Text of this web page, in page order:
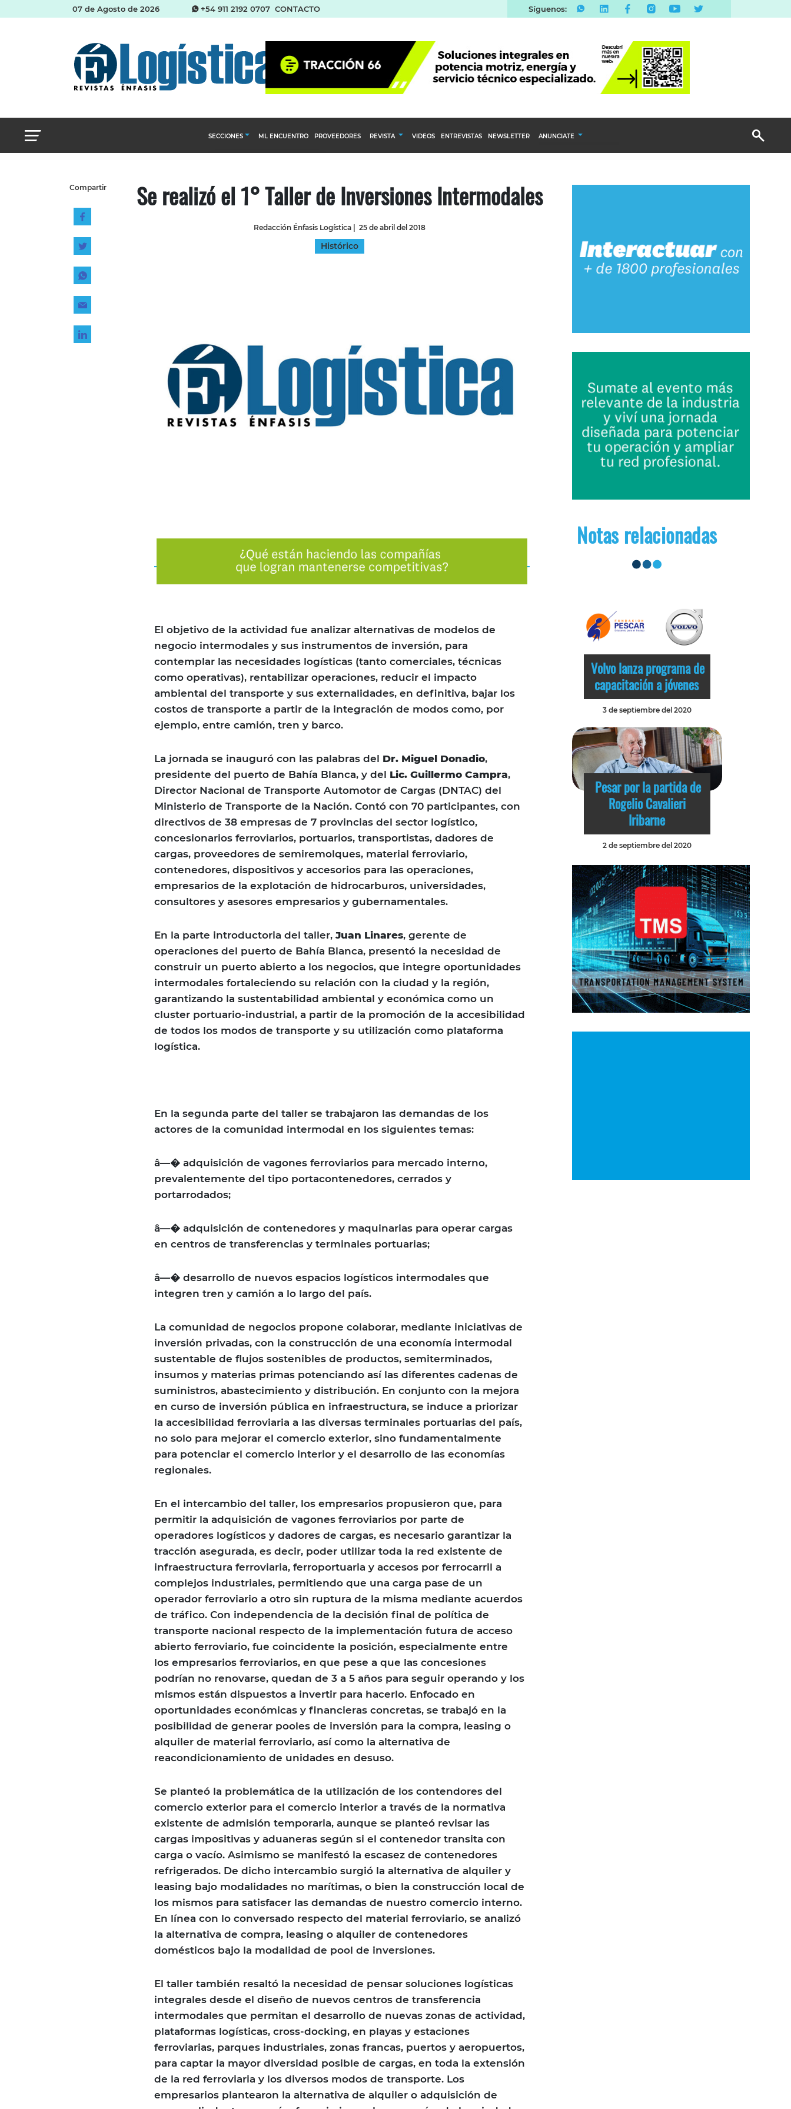
07 de Agosto de 2026 +54 911 2192 0707 CONTACTO Síguenos:
SECCIONES
Almacenes e inventarios
Logística y distribución
ML ENCUENTRO PROVEEDORES REVISTA VIDEOS ENTREVISTAS NEWSLETTER ANUNCIATE
Email Marketing
Compartir Se realizó el 1° Taller de Inversiones Intermodales
Redacción Énfasis Logística 25 de abril del 2018
Histórico
El objetivo de la actividad fue analizar alternativas de modelos de
negocio intermodales y sus instrumentos de inversión, para
contemplar las necesidades logísticas (tanto comerciales, técnicas
como operativas), rentabilizar operaciones, reducir el impacto
ambiental del transporte y sus externalidades, en definitiva, bajar los
costos de transporte a partir de la integración de modos como, por
ejemplo, entre camión, tren y barco.
La jornada se inauguró con las palabras del Dr. Miguel Donadio,
presidente del puerto de Bahía Blanca, y del Lic. Guillermo Campra,
Director Nacional de Transporte Automotor de Cargas (DNTAC) del
Ministerio de Transporte de la Nación. Contó con 70 participantes, con
directivos de 38 empresas de 7 provincias del sector logístico,
concesionarios ferroviarios, portuarios, transportistas, dadores de
cargas, proveedores de semiremolques, material ferroviario,
contenedores, dispositivos y accesorios para las operaciones,
empresarios de la explotación de hidrocarburos, universidades,
consultores y asesores empresarios y gubernamentales.
En la parte introductoria del taller,Juan Linares, gerente de
operaciones del puerto de Bahía Blanca, presentó la necesidad de
construir un puerto abierto a los negocios, que integre oportunidades
intermodales fortaleciendo su relación con la ciudad y la región,
garantizando la sustentabilidad ambiental y económica como un
cluster portuario-industrial, a partir de la promoción de la accesibilidad
de todos los modos de transporte y su utilización como plataforma
logística.
En la segunda parte del taller se trabajaron las demandas de los
actores de la comunidad intermodal en los siguientes temas:
â—� adquisición de vagones ferroviarios para mercado interno,
prevalentemente del tipo portacontenedores, cerrados y
portarrodados;
â—� adquisición de contenedores y maquinarias para operar cargas
en centros de transferencias y terminales portuarias;
â—� desarrollo de nuevos espacios logísticos intermodales que
integren tren y camión a lo largo del país.
La comunidad de negocios propone colaborar, mediante iniciativas de
inversión privadas, con la construcción de una economía intermodal
sustentable de flujos sostenibles de productos, semiterminados,
insumos y materias primas potenciando así las diferentes cadenas de
suministros, abastecimiento y distribución. En conjunto con la mejora
en curso de inversión pública en infraestructura, se induce a priorizar
la accesibilidad ferroviaria a las diversas terminales portuarias del país,
no solo para mejorar el comercio exterior, sino fundamentalmente
para potenciar el comercio interior y el desarrollo de las economías
regionales.
En el intercambio del taller, los empresarios propusieron que, para
permitir la adquisición de vagones ferroviarios por parte de
operadores logísticos y dadores de cargas, es necesario garantizar la
tracción asegurada, es decir, poder utilizar toda la red existente de
infraestructura ferroviaria, ferroportuaria y accesos por ferrocarril a
complejos industriales, permitiendo que una carga pase de un
operador ferroviario a otro sin ruptura de la misma mediante acuerdos
de tráfico. Con independencia de la decisión final de política de
transporte nacional respecto de la implementación futura de acceso
abierto ferroviario, fue coincidente la posición, especialmente entre
los empresarios ferroviarios, en que pese a que las concesiones
podrían no renovarse, quedan de 3 a 5 años para seguir operando y los
mismos están dispuestos a invertir para hacerlo. Enfocado en
oportunidades económicas y financieras concretas, se trabajó en la
posibilidad de generar pooles de inversión para la compra, leasing o
alquiler de material ferroviario, así como la alternativa de
reacondicionamiento de unidades en desuso.
Se planteó la problemática de la utilización de los contendores del
comercio exterior para el comercio interior a través de la normativa
existente de admisión temporaria, aunque se planteó revisar las
cargas impositivas y aduaneras según si el contenedor transita con
carga o vacío. Asimismo se manifestó la escasez de contenedores
refrigerados. De dicho intercambio surgió la alternativa de alquiler y
leasing bajo modalidades no marítimas, o bien la construcción local de
los mismos para satisfacer las demandas de nuestro comercio interno.
En línea con lo conversado respecto del material ferroviario, se analizó
la alternativa de compra, leasing o alquiler de contenedores
domésticos bajo la modalidad de pool de inversiones.
El taller también resaltó la necesidad de pensar soluciones logísticas
integrales desde el diseño de nuevos centros de transferencia
intermodales que permitan el desarrollo de nuevas zonas de actividad,
plataformas logísticas, cross-docking, en playas y estaciones
ferroviarias, parques industriales, zonas francas, puertos y aeropuertos,
para captar la mayor diversidad posible de cargas, en toda la extensión
de la red ferroviaria y los diversos modos de transporte. Los
empresarios plantearon la alternativa de alquiler o adquisición de
Notas relacionadas
Volvo lanza programa de
capacitación a jóvenes
3 de septiembre del 2020
Pesar por la partida de
Rogelio Cavalieri
Iribarne
2 de septiembre del 2020